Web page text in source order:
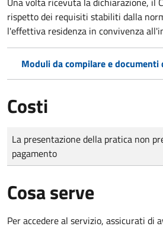
rispetto dei requisiti stabiliti dalla
l'effettiva residenza in convivenza
Moduli da compilare e documenti
Costi
Tipo di pagamento
Importo
La presentazione della pratica non
pagamento
Cosa serve
Per accedere al servizio, assicurati di